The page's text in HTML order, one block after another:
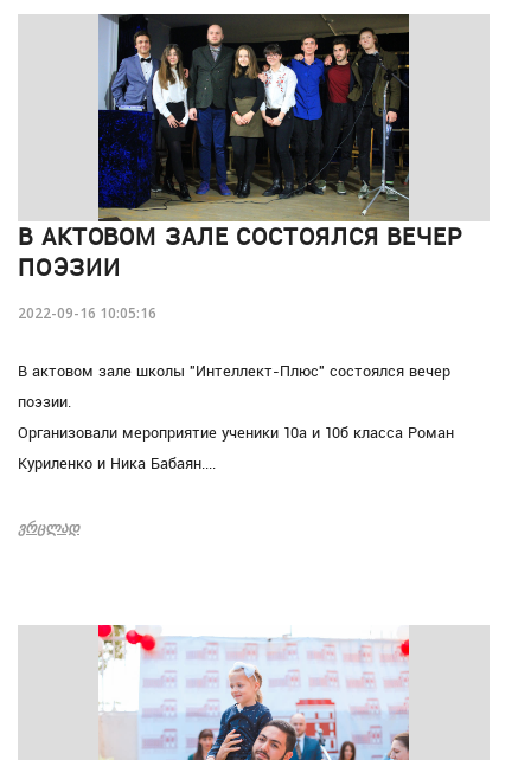
В АКТОВОМ ЗАЛЕ СОСТОЯЛСЯ ВЕЧЕР
ПОЭЗИИ
2022-09-16 10:05:16
В актовом зале школы "Интеллект-Плюс" состоялся вечер
поэзии.
Организовали мероприятие ученики 10а и 10б класса Роман
Куриленко и Ника Бабаян....
ᲕᲠᲪᲚᲐᲓ